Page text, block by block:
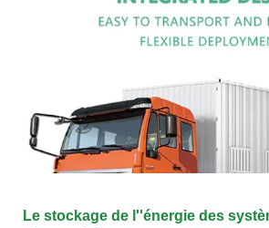
Le stockage de l''énergie des